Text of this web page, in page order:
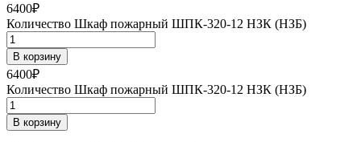
6400₽
Количество Шкаф пожарный ШПК-320-12 НЗК (НЗБ)
В корзину
6400₽
Количество Шкаф пожарный ШПК-320-12 НЗК (НЗБ)
В корзину